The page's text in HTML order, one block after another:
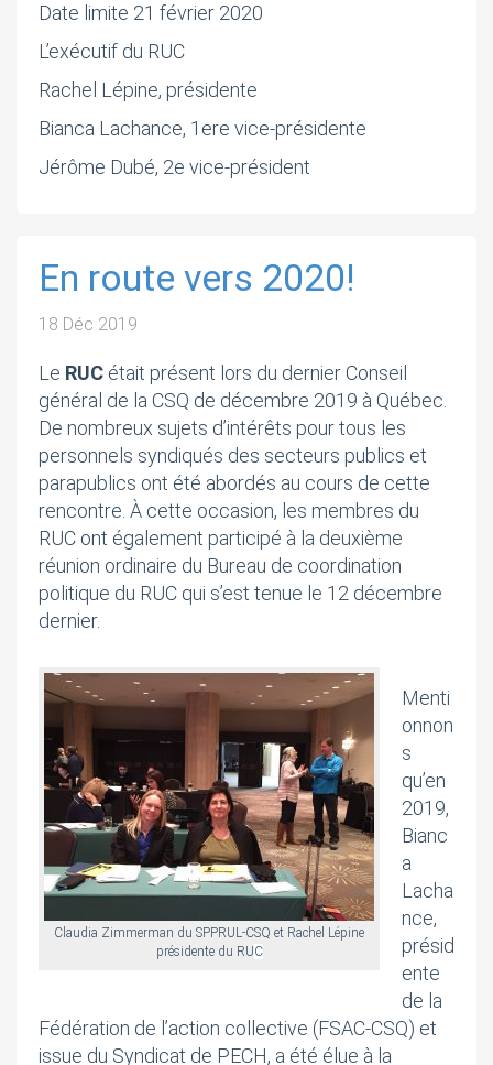
Date limite 21 février 2020
L’exécutif du RUC
Rachel Lépine, présidente
Bianca Lachance, 1ere vice-présidente
Jérôme Dubé, 2e vice-président
En route vers 2020!
18 Déc 2019
Le RUC était présent lors du dernier Conseil
général de la CSQ de décembre 2019 à Québec.
De nombreux sujets d’intérêts pour tous les
personnels syndiqués des secteurs publics et
parapublics ont été abordés au cours de cette
rencontre. À cette occasion, les membres du
RUC ont également participé à la deuxième
réunion ordinaire du Bureau de coordination
politique du RUC qui s’est tenue le 12 décembre
dernier.
Claudia Zimmerman du SPPRUL-CSQ et Rachel Lépine
présidente du RUC
Menti
onnon
s
qu’en
2019,
Bianc
a
Lacha
nce,
présid
ente
de la
Fédération de l’action collective (FSAC-CSQ) et
issue du Syndicat de PECH, a été élue à la